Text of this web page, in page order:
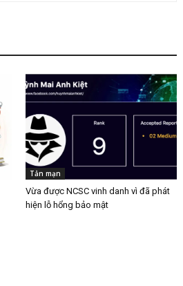
Tản mạn
Vừa được NCSC vinh danh vì đã phát
hiện lỗ hổng bảo mật